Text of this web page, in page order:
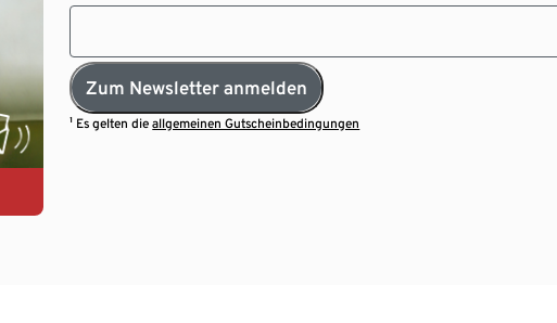
Zum Newsletter anmelden
¹ Es gelten dieallgemeinen Gutscheinbedingungen